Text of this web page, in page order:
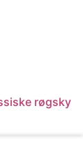
røgsky